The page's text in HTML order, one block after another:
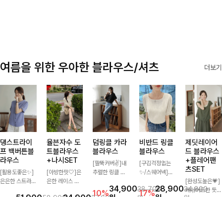
여름을 위한 우아한 블라우스/셔츠 더보기
댕스트라이
프 백버튼블
라우스
[활용도좋은✨]
은은한 스트라이
율븐자수 도
트블라우스
+나시SET
[아방한핏🤍]은
은한 레이스 자
덤링클 카라
블라우스
[팔뚝커버✌]내
추럴한 링클 텍
있게 입어지는
10%34,90038,700
비반드 링클
블라우스
[구김걱정없는
✨/스퀘어넥]입
엠보 텍스처가
17%28,90034,800
제딧레이어
드 블라우스
+플레어팬
츠SET
[완성도높은💗]
레이어드한 듯